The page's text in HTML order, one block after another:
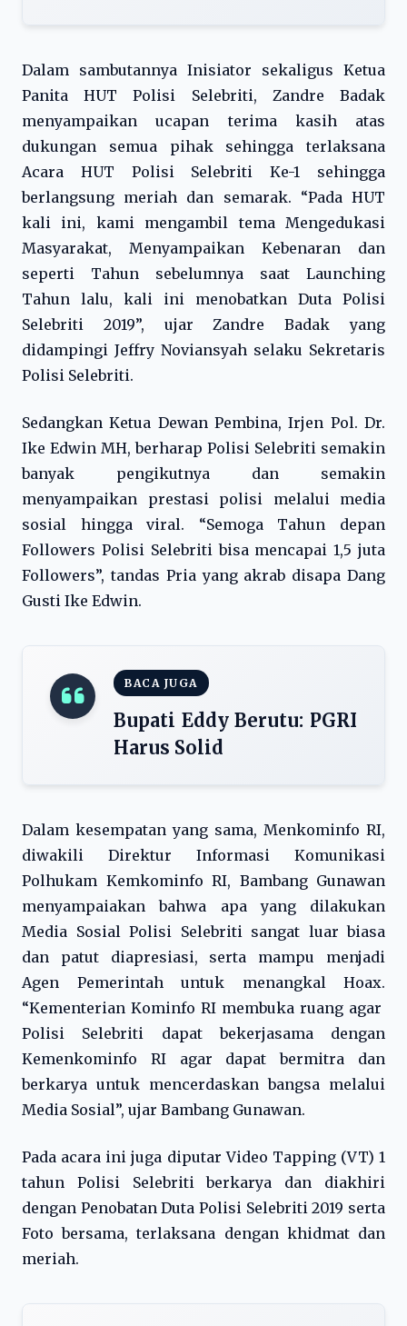
Dalam sambutannya Inisiator sekaligus Ketua
Panita HUT Polisi Selebriti, Zandre Badak
menyampaikan ucapan terima kasih atas
dukungan semua pihak sehingga terlaksana
Acara HUT Polisi Selebriti Ke-1 sehingga
berlangsung meriah dan semarak. “Pada HUT
kali ini, kami mengambil tema Mengedukasi
Masyarakat, Menyampaikan Kebenaran dan
seperti Tahun sebelumnya saat Launching
Tahun lalu, kali ini menobatkan Duta Polisi
Selebriti 2019”, ujar Zandre Badak yang
didampingi Jeffry Noviansyah selaku Sekretaris
Polisi Selebriti.
Sedangkan Ketua Dewan Pembina, Irjen Pol. Dr.
Ike Edwin MH, berharap Polisi Selebriti semakin
banyak pengikutnya dan semakin
menyampaikan prestasi polisi melalui media
sosial hingga viral. “Semoga Tahun depan
Followers Polisi Selebriti bisa mencapai 1,5 juta
Followers”, tandas Pria yang akrab disapa Dang
Gusti Ike Edwin.
BACA JUGA
Bupati Eddy Berutu: PGRI
Harus Solid
Dalam kesempatan yang sama, Menkominfo RI,
diwakili Direktur Informasi Komunikasi
Polhukam Kemkominfo RI, Bambang Gunawan
menyampaiakan bahwa apa yang dilakukan
Media Sosial Polisi Selebriti sangat luar biasa
dan patut diapresiasi, serta mampu menjadi
Agen Pemerintah untuk menangkal Hoax.
“Kementerian Kominfo RI membuka ruang agar
Polisi Selebriti dapat bekerjasama dengan
Kemenkominfo RI agar dapat bermitra dan
berkarya untuk mencerdaskan bangsa melalui
Media Sosial”, ujar Bambang Gunawan.
Pada acara ini juga diputar Video Tapping (VT) 1
tahun Polisi Selebriti berkarya dan diakhiri
dengan Penobatan Duta Polisi Selebriti 2019 serta
Foto bersama, terlaksana dengan khidmat dan
meriah.